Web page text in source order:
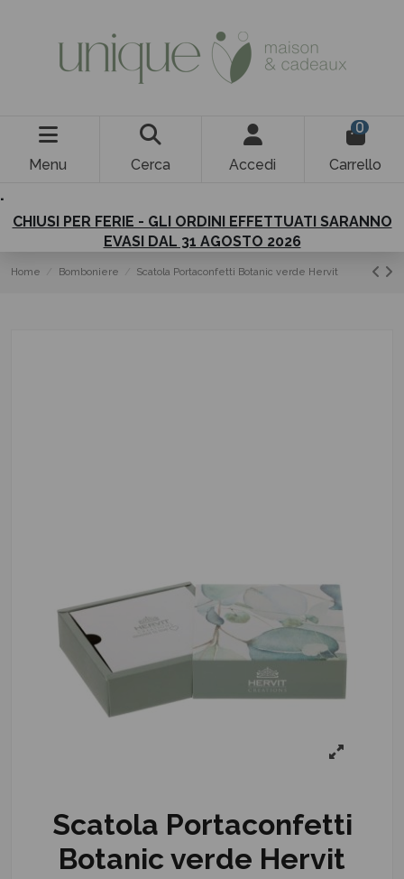
Menu Cerca Accedi
0
Carrello
.
CHIUSI PER FERIE - GLI ORDINI EFFETTUATI SARANNO
EVASI DAL 31 AGOSTO 2026
Home Bomboniere Scatola Portaconfetti Botanic verde Hervit
Scatola Portaconfetti
Botanic verde Hervit